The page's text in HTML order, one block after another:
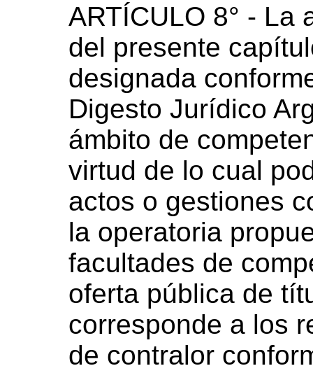
ARTÍCULO 8° - La
del presente
designada
Digesto Jurídico
ámbito de
virtud de lo cual
actos o gestiones
la operatoria
facultades de
oferta pública de
corresponde a los
de contralor